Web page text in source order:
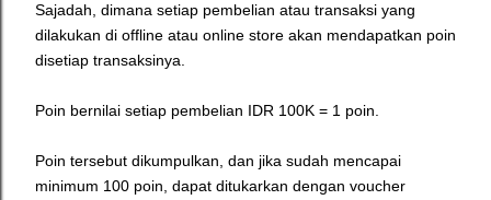
Sajadah, dimana setiap pembelian atau transaksi yang
dilakukan di offline atau online store akan mendapatkan poin
disetiap transaksinya.
Poin bernilai setiap pembelian IDR 100K = 1 poin.
Poin tersebut dikumpulkan, dan jika sudah mencapai
minimum 100 poin, dapat ditukarkan dengan voucher